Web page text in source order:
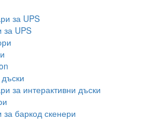
за UPS
за UPS
за интерактивни дъски
за баркод скенери